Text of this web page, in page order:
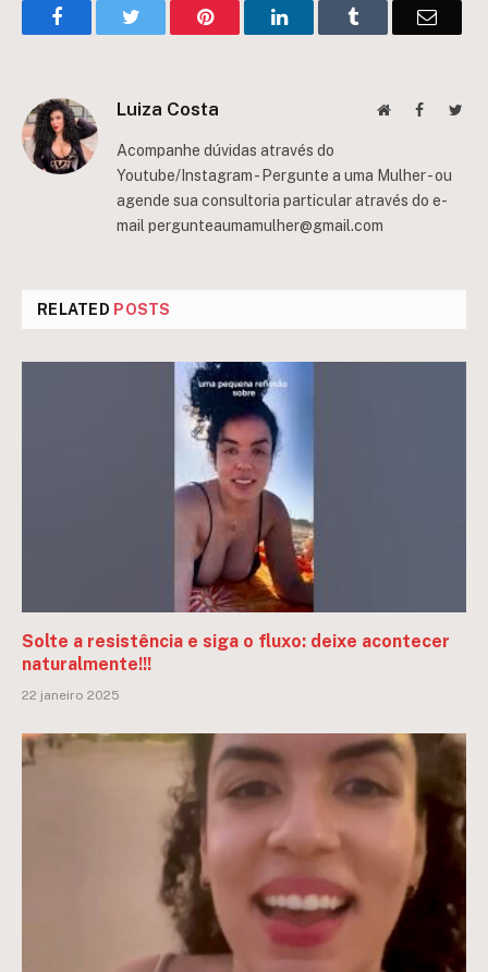
FacebookTwitter Pinterest LinkedInTumblr Email
Luiza Costa WebsiteFacebook
Acompanhe dúvidas através do
Youtube/Instagram - Pergunte a uma Mulher - ou
agende sua consultoria particular através do e-
mail pergunteaumamulher@gmail.com
RELATED POSTS
Solte a resistência e siga o fluxo: deixe acontecer
naturalmente!!!
22 janeiro 2025